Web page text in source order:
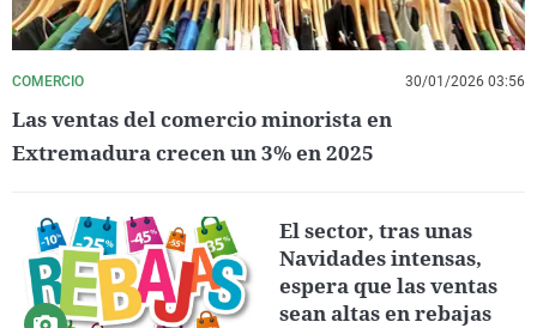
COMERCIO 30/01/2026 03:56
Las ventas del comercio minorista en
Extremadura crecen un 3% en 2025
El sector, tras unas
Navidades intensas,
espera que las ventas
sean altas en rebajas